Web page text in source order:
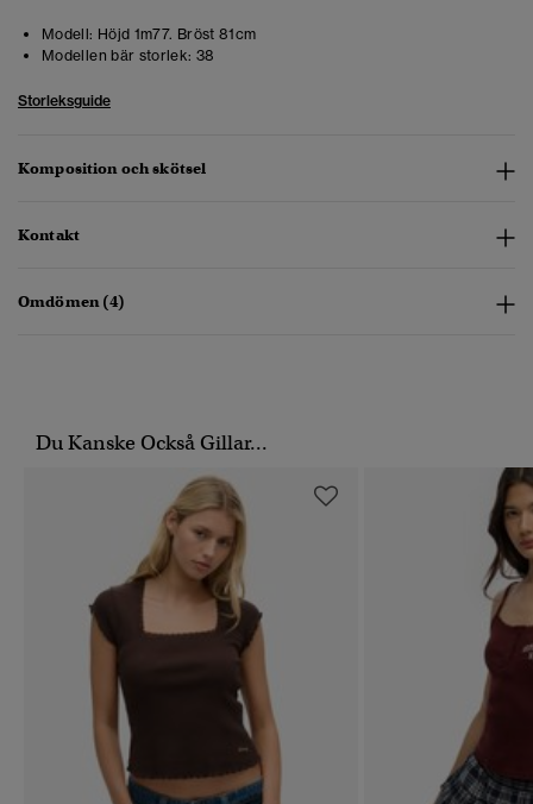
Modell: Höjd 1m77. Bröst 81cm
Modellen bär storlek: 38
Storleksguide
Komposition och skötsel
Kontakt
Omdömen (4)
Du Kanske Också Gillar...